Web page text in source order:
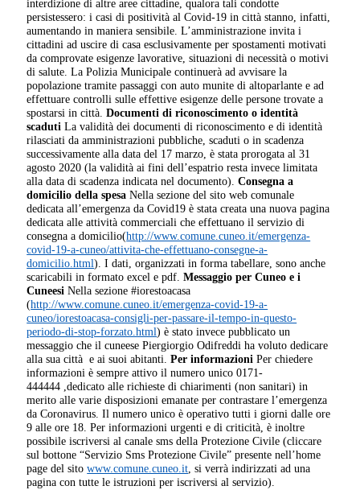
interdizione di altre aree cittadine, qualora tali condotte
persistessero: i casi di positività al Covid-19 in città stanno, infatti,
aumentando in maniera sensibile. L’amministrazione invita i
cittadini ad uscire di casa esclusivamente per spostamenti motivati
da comprovate esigenze lavorative, situazioni di necessità o motivi
di salute. La Polizia Municipale continuerà ad avvisare la
popolazione tramite passaggi con auto munite di altoparlante e ad
effettuare controlli sulle effettive esigenze delle persone trovate a
spostarsi in città.Documenti di riconoscimento o identità
scadutiLa validità dei documenti di riconoscimento e di identità
rilasciati da amministrazioni pubbliche, scaduti o in scadenza
successivamente alla data del 17 marzo, è stata prorogata al 31
agosto 2020 (la validità ai fini dell’espatrio resta invece limitata
alla data di scadenza indicata nel documento).Consegna a
domicilio della spesaNella sezione del sito web comunale
dedicata all’emergenza da Covid19 è stata creata una nuova pagina
dedicata alle attività commerciali che effettuano il servizio di
consegna a domicilio(http://www.comune.cuneo.it/emergenza-
covid-19-a-cuneo/attivita-che-effettuano-consegne-a-
domicilio.html). I dati, organizzati in forma tabellare, sono anche
scaricabili in formato excel e pdf.Messaggio per Cuneo e i
Cuneesi Nella sezione #iorestoacasa
(http://www.comune.cuneo.it/emergenza-covid-19-a-
cuneo/iorestoacasa-consigli-per-passare-il-tempo-in-questo-
periodo-di-stop-forzato.html) è stato invece pubblicato un
messaggio che il cuneese Piergiorgio Odifreddi ha voluto dedicare
alla sua città e ai suoi abitanti.Per informazioniPer chiedere
informazioni è sempre attivo il numero unico 0171-
444444 ,dedicato alle richieste di chiarimenti (non sanitari) in
merito alle varie disposizioni emanate per contrastare l’emergenza
da Coronavirus. Il numero unico è operativo tutti i giorni dalle ore
9 alle ore 18. Per informazioni urgenti e di criticità, è inoltre
possibile iscriversi al canale sms della Protezione Civile (cliccare
sul bottone “Servizio Sms Protezione Civile” presente nell’home
page del sitowww.comune.cuneo.it , si verrà indirizzati ad una
pagina con tutte le istruzioni per iscriversi al servizio).